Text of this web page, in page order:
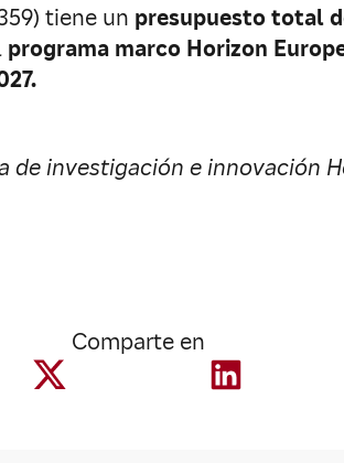
tiene un presupuesto total
programa marco Horizon
investigación e innovación
Comparte en